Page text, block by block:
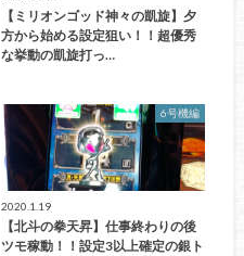
【ミリオンゴッド神々の凱旋】夕
方から始める設定狙い！！超優秀
な挙動の凱旋打っ…
6号機編
2020.1.19
【北斗の拳天昇】仕事終わりの後
ツモ稼動！！設定3以上確定の銀ト